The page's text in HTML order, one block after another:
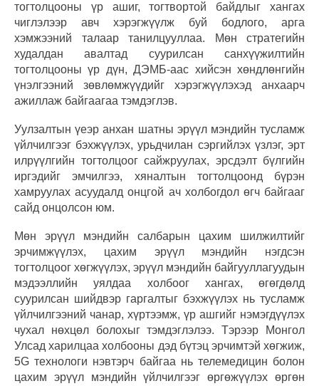
тогтолцооны үр ашиг, тогтвортой байдлыг хангах
чиглэлээр авч хэрэгжүүлж буй бодлого, арга
хэмжээний талаар танилцууллаа. Мөн стратегийн
худалдан авалтад суурилсан санхүүжилтийн
тогтолцооны үр дүн, ДЭМБ-аас хийсэн хөндлөнгийн
үнэлгээний зөвлөмжүүдийг хэрэгжүүлэхэд анхаарч
ажиллаж байгаагаа тэмдэглэв.
Уулзалтын үеэр анхан шатны эрүүл мэндийн тусламж
үйлчилгээг бэхжүүлэх, урьдчилан сэргийлэх үзлэг, эрт
илрүүлгийн тогтолцоог сайжруулах, эрсдэлт бүлгийн
иргэдийг эмчилгээ, хяналтын тогтолцоонд бүрэн
хамруулах асуудалд онцгой ач холбогдол өгч байгааг
сайд онцолсон юм.
Мөн эрүүл мэндийн салбарын цахим шилжилтийг
эрчимжүүлэх, цахим эрүүл мэндийн нэгдсэн
тогтолцоог хөгжүүлэх, эрүүл мэндийн байгууллагуудын
мэдээллийн уялдаа холбоог хангах, өгөгдөлд
суурилсан шийдвэр гаргалтыг бэхжүүлэх нь тусламж
үйлчилгээний чанар, хүртээмж, үр ашгийг нэмэгдүүлэх
чухал нөхцөл болохыг тэмдэглэлээ. Тэрээр Монгол
Улсад харилцаа холбооны дэд бүтэц эрчимтэй хөгжиж,
5G технологи нэвтэрч байгаа нь телемедицин болон
цахим эрүүл мэндийн үйлчилгээг өргөжүүлэх өргөн